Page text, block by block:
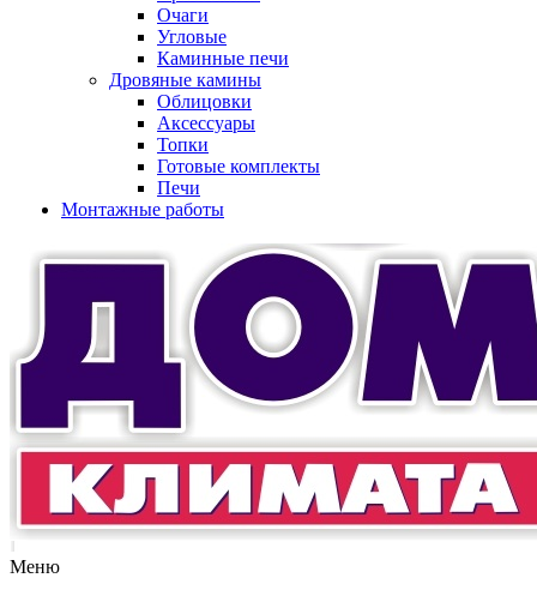
Очаги
Угловые
Каминные печи
Дровяные камины
Облицовки
Аксессуары
Топки
Готовые комплекты
Печи
Монтажные работы
Меню